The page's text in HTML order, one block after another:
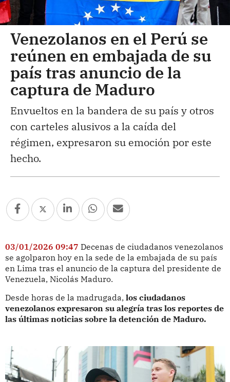
Venezolanos en el Perú se
reúnen en embajada de su
país tras anuncio de la
captura de Maduro
Envueltos en la bandera de su país y otros
con carteles alusivos a la caída del
régimen, expresaron su emoción por este
hecho.
03/01/2026 09:47 Decenas de ciudadanos venezolanos
se agolparon hoy en la sede de la embajada de su país
en Lima tras el anuncio de la captura del presidente de
Venezuela, Nicolás Maduro.
Desde horas de la madrugada, los ciudadanos
venezolanos expresaron su alegría tras los reportes de
las últimas noticias sobre la detención de Maduro.